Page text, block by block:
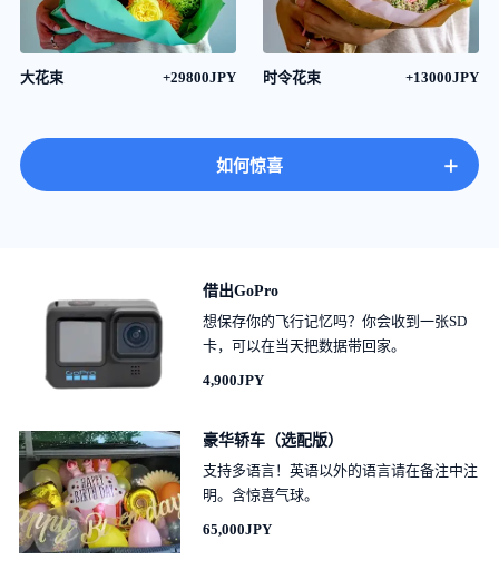
大花束 +29800JPY 时令花束 +13000JPY
如何惊喜 +
借出GoPro
想保存你的飞行记忆吗？你会收到一张SD
卡，可以在当天把数据带回家。
4,900JPY
豪华轿车（选配版）
支持多语言！英语以外的语言请在备注中注
明。含惊喜气球。
65,000JPY